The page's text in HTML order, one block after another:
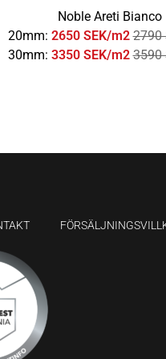
Noble Areti Bianco
20mm: 2650 SEK/m2 2790
30mm: 3350 SEK/m2 3590